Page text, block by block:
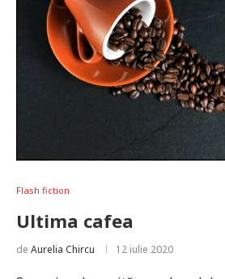
Flash fiction
Ultima cafea
de Aurelia Chircu 12 iulie 2020